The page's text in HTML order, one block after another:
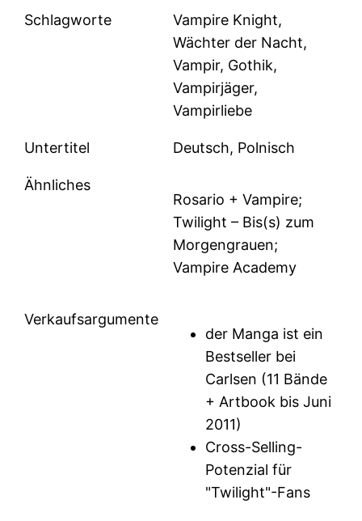
Schlagworte
Vampire Knight,
Wächter der Nacht,
Vampir, Gothik,
Vampirjäger,
Vampirliebe
Untertitel Deutsch, Polnisch
Ähnliches
Rosario + Vampire;
Twilight – Bis(s) zum
Morgengrauen;
Vampire Academy
Verkaufsargumente
der Manga ist ein
Bestseller bei
Carlsen (11 Bände
+ Artbook bis Juni
2011)
Cross-Selling-
Potenzial für
"Twilight"-Fans